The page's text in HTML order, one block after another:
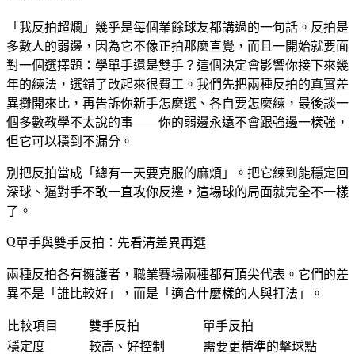
「我反拍超爛」幾乎是每個業餘球友都講過的一句話。反拍是
多數人的弱邊，因為它不像正拍那麼直覺，而且一開始就要面
對一個選擇題：學單手還是雙手？這個決定會影響你接下來幾
年的練法，選錯了改起來很費工。我們先把兩種反拍的真實差
異攤開來比，再告訴你新手怎麼選、各自要怎麼練，最後談一
個多數教學不太說的事——你的弱邊永遠不會跟強邊一樣強，
但它可以穩到不漏分。
別把反拍當成「總有一天要克服的麻煩」。把它練到能穩定回
深球、逼對手不敢一直攻你反邊，這場球的局面就完全不一樣
了。
單手與雙手反拍：先看清差異再選
兩種反拍各有擁護者，職業賽場兩種都有頂尖代表。它們的差
異不是「誰比較好」，而是「適合什麼樣的人與打法」。
比較項目 雙手反拍
單手反拍
穩定度
較高、好控制
需要更精準的擊球點